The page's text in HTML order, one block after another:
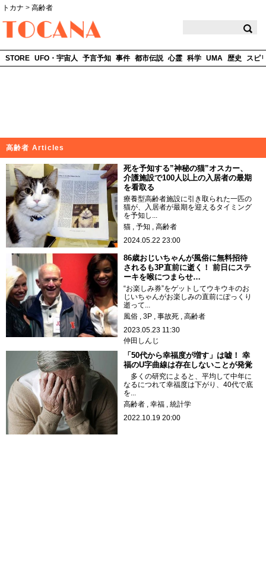
トカナ > 高齢者
STORE UFO・宇宙人 予言予知 事件 都市伝説 心霊 科学 UMA 歴史 スピ
高齢者 Articles
死を予知する”神秘の猫”オスカー、
介護施設で100人以上の入居者の最期
を看取る
療養型高齢者施設に引き取られた一匹の
猫が、入居者が最期を迎えるタイミング
を予知し...
猫
予知
高齢者
2024.05.22 23:00
86歳おじいちゃんが風俗に無料招待
されるも3P直前に逝く！ 前日にステ
ーキを喉につまらせ…
“お楽しみ券”をゲットしてウキウキのお
じいちゃんがお楽しみの直前にぽっくり
逝って...
風俗
3P 事故死
高齢者
2023.05.23 11:30
仲田しんじ
「50代から幸福度が増す」は嘘！ 幸
福のU字曲線は存在しないことが発覚
多くの研究によると、平均して中年に
なるにつれて幸福度は下がり、40代で底
を...
高齢者
幸福
統計学
2022.10.19 20:00